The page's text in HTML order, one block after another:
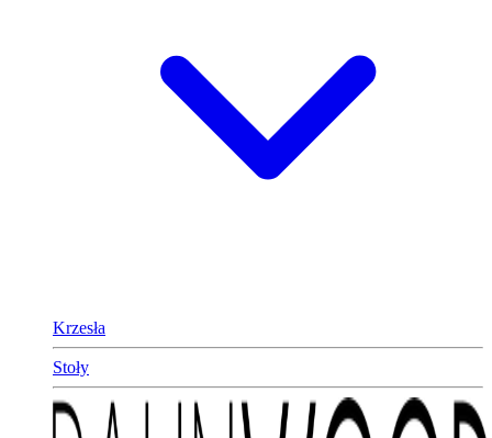
Krzesła
Stoły